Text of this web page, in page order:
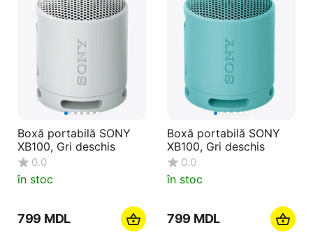
Boxă portabilă SONY
XB100, Gri deschis
0.0
în stoc
‍799‍ MDL
Boxă portabilă SONY
XB100, Gri deschis
0.0
în stoc
‍799‍ MDL